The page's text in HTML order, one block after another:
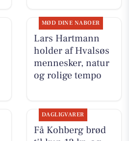
MØD DINE NABOER
Lars Hartmann
holder af Hvalsøs
mennesker, natur
og rolige tempo
DAGLIGVARER
Få Kohberg brød